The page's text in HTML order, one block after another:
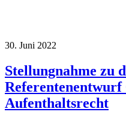
30. Juni 2022
Stellungnahme zu
Referentenentwurf
Aufenthaltsrecht